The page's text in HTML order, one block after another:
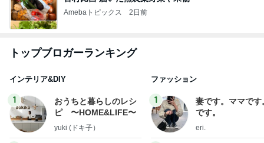
Amebaトピックス 2日前
トップブロガーランキング
インテリア&DIY
1
おうちと暮らしのレシ
ピ 〜HOME&LIFE〜
yuki (ドキ子）
ファッション
1
妻です。ママです
です。
eri.